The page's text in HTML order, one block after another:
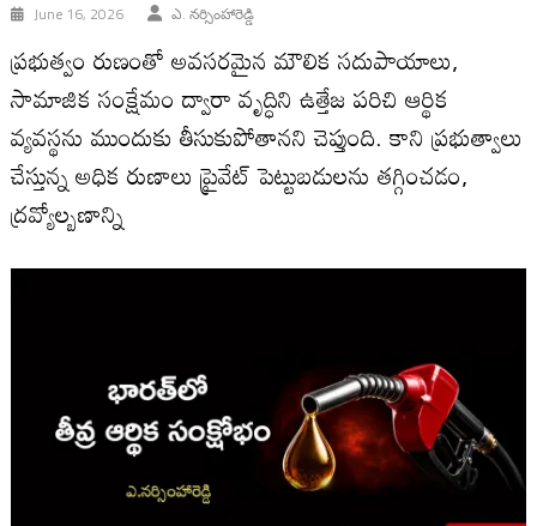
June 16, 2026 ఎ. నర్సింహారెడ్డి
ప్రభుత్వం రుణంతో అవసరమైన మౌలిక సదుపాయాలు,
సామాజిక సంక్షేమం ద్వారా వృద్ధిని ఉత్తేజ పరిచి ఆర్థిక
వ్యవస్థను ముందుకు తీసుకుపోతాన‌ని చెప్తుంది. కాని ప్ర‌భుత్వాలు
చేస్తున్న‌ అధిక రుణాలు ప్రైవేట్ పెట్టుబడులను తగ్గించడం,
ద్రవ్యోల్బణాన్ని